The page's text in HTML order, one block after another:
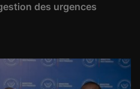
des urgences